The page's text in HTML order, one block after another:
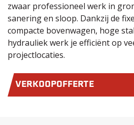
zwaar professioneel werk in
sanering en sloop. Dankzij de
compacte bovenwagen, hoge
hydrauliek werk je efficiënt op
projectlocaties.
VERKOOPOFFERTE